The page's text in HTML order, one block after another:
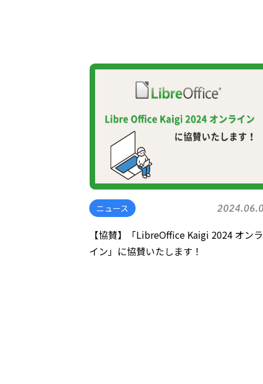
ニュース
【協賛】「LibreOffice Kaigi 2024 オンラ
イン」に協賛いたします！